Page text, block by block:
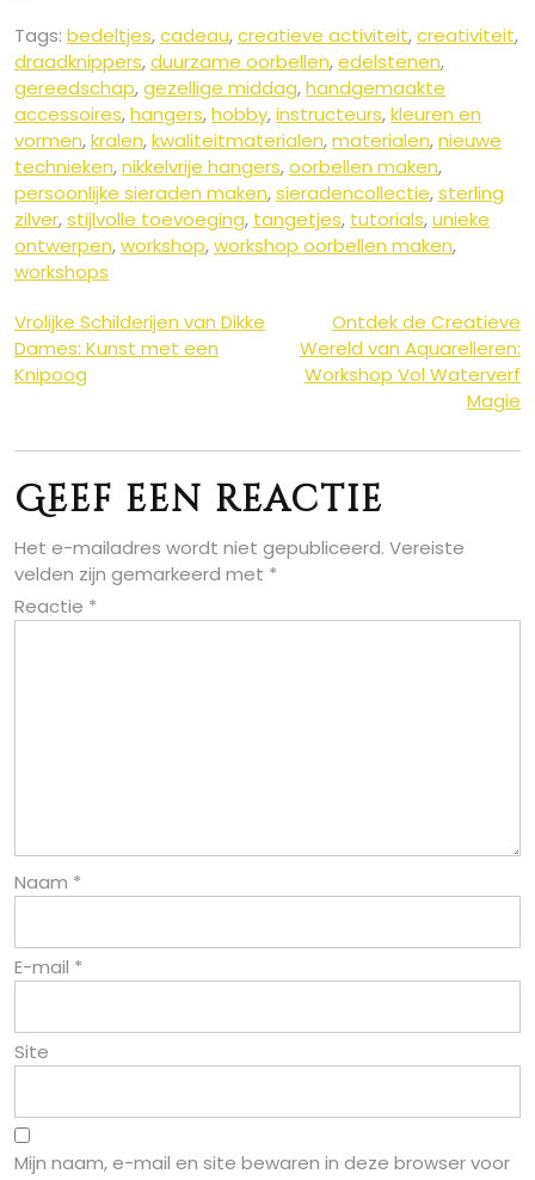
Tags: bedeltjes,cadeau,creatieve activiteit,creativiteit,
draadknippers,duurzame oorbellen,edelstenen,
gereedschap,gezellige middag,handgemaakte
accessoires,hangers,hobby,instructeurs,kleuren en
vormen,kralen,kwaliteitmaterialen,materialen,nieuwe
technieken,nikkelvrije hangers,oorbellen maken,
persoonlijke sieraden maken,sieradencollectie,sterling
zilver,stijlvolle toevoeging, tangetjes, tutorials,unieke
ontwerpen,workshop,workshop oorbellen maken,
workshops
Berichtnavigatie
Vrolijke Schilderijen van Dikke
Dames: Kunst met een
Knipoog
Ontdek de Creatieve
Wereld van Aquarelleren:
Workshop Vol Waterverf
Magie
Geef een reactie
Het e-mailadres wordt niet gepubliceerd. Vereiste
velden zijn gemarkeerd met *
Reactie *
Naam *
E-mail *
Site
Mijn naam, e-mail en site bewaren in deze browser voor